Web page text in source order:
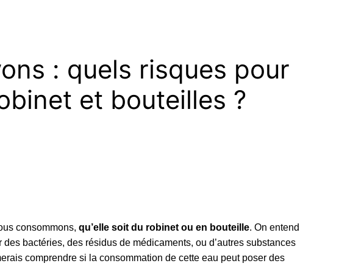
: quels risques pour
et bouteilles ?
consommons,qu’elle soit du robinet ou en bouteille. On entend
bactéries, des résidus de médicaments, ou d’autres substances
comprendre si la consommation de cette eau peut poser des